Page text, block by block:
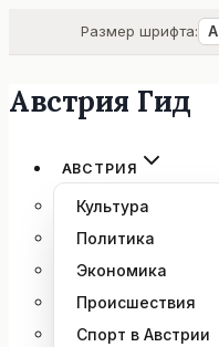
Размер шрифта: А
Перейти
содержимому
Австрия Гид
АВСТРИЯ
Культура
Политика
Экономика
Происшествия
Спорт в Австрии